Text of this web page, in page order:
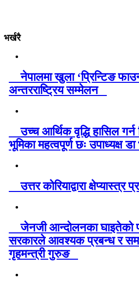
भर्खरै
नेपालमा खुला ‘प्रिन्टिङ
अन्तरराष्ट्रिय सम्मेलन
उच्च आर्थिक वृद्धि हासिल गर्न
भूमिका महत्वपूर्ण छः उपाध्यक्ष
उत्तर कोरियाद्वारा क्षेप्यास्त्र
जेनजी आन्दोलनका घाइतेको
सरकारले आवश्यक प्रबन्ध र
गृहमन्त्री गुरुङ